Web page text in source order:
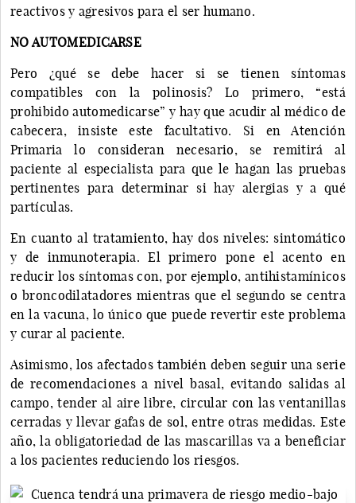
reactivos y agresivos para el ser humano.
NO AUTOMEDICARSE
Pero ¿qué se debe hacer si se tienen síntomas
compatibles con la polinosis? Lo primero, “está
prohibido automedicarse” y hay que acudir al médico de
cabecera, insiste este facultativo. Si en Atención
Primaria lo consideran necesario, se remitirá al
paciente al especialista para que le hagan las pruebas
pertinentes para determinar si hay alergias y a qué
partículas.
En cuanto al tratamiento, hay dos niveles: sintomático
y de inmunoterapia. El primero pone el acento en
reducir los síntomas con, por ejemplo, antihistamínicos
o broncodilatadores mientras que el segundo se centra
en la vacuna, lo único que puede revertir este problema
y curar al paciente.
Asimismo, los afectados también deben seguir una serie
de recomendaciones a nivel basal, evitando salidas al
campo, tender al aire libre, circular con las ventanillas
cerradas y llevar gafas de sol, entre otras medidas. Este
año, la obligatoriedad de las mascarillas va a beneficiar
a los pacientes reduciendo los riesgos.